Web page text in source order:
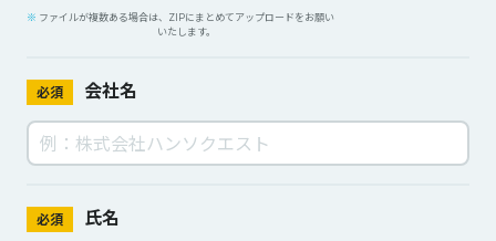
ファイルが複数ある場合は、ZIPにまとめてアップロードをお願い
いたします。
必須 会社名
必須 氏名